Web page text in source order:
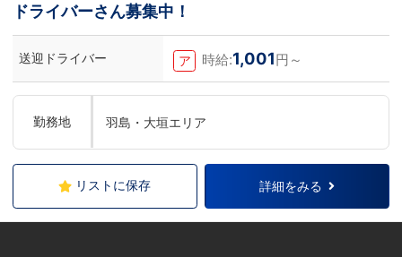
ドライバーさん募集中！
送迎ドライバー ア 時給:1,001円～
勤務地 羽島・大垣エリア
リストに保存 詳細をみる